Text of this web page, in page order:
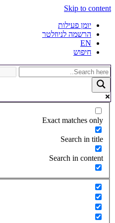
Skip to content
יומן פעילות
הרשמה לניוזלטר
EN
חיפוש
Exact matches only
Search in title
Search in content